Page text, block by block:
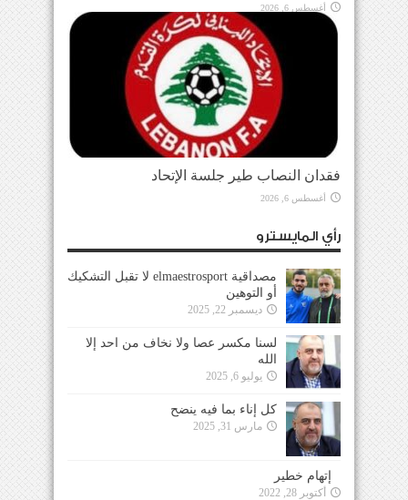
أغسطس 6, 2026
فقدان النصاب طير جلسة الإتحاد
أغسطس 6, 2026
رأي المايسترو
مصداقية elmaestrosport لا تقبل التشكيك
أو التوهين
ديسمبر 22, 2025
لسنا مكسر عصا ولا نخاف من احد إلا
الله
يوليو 6, 2025
كل إناء بما فيه ينضح
مارس 31, 2025
إتهام خطير
أكتوبر 28, 2022